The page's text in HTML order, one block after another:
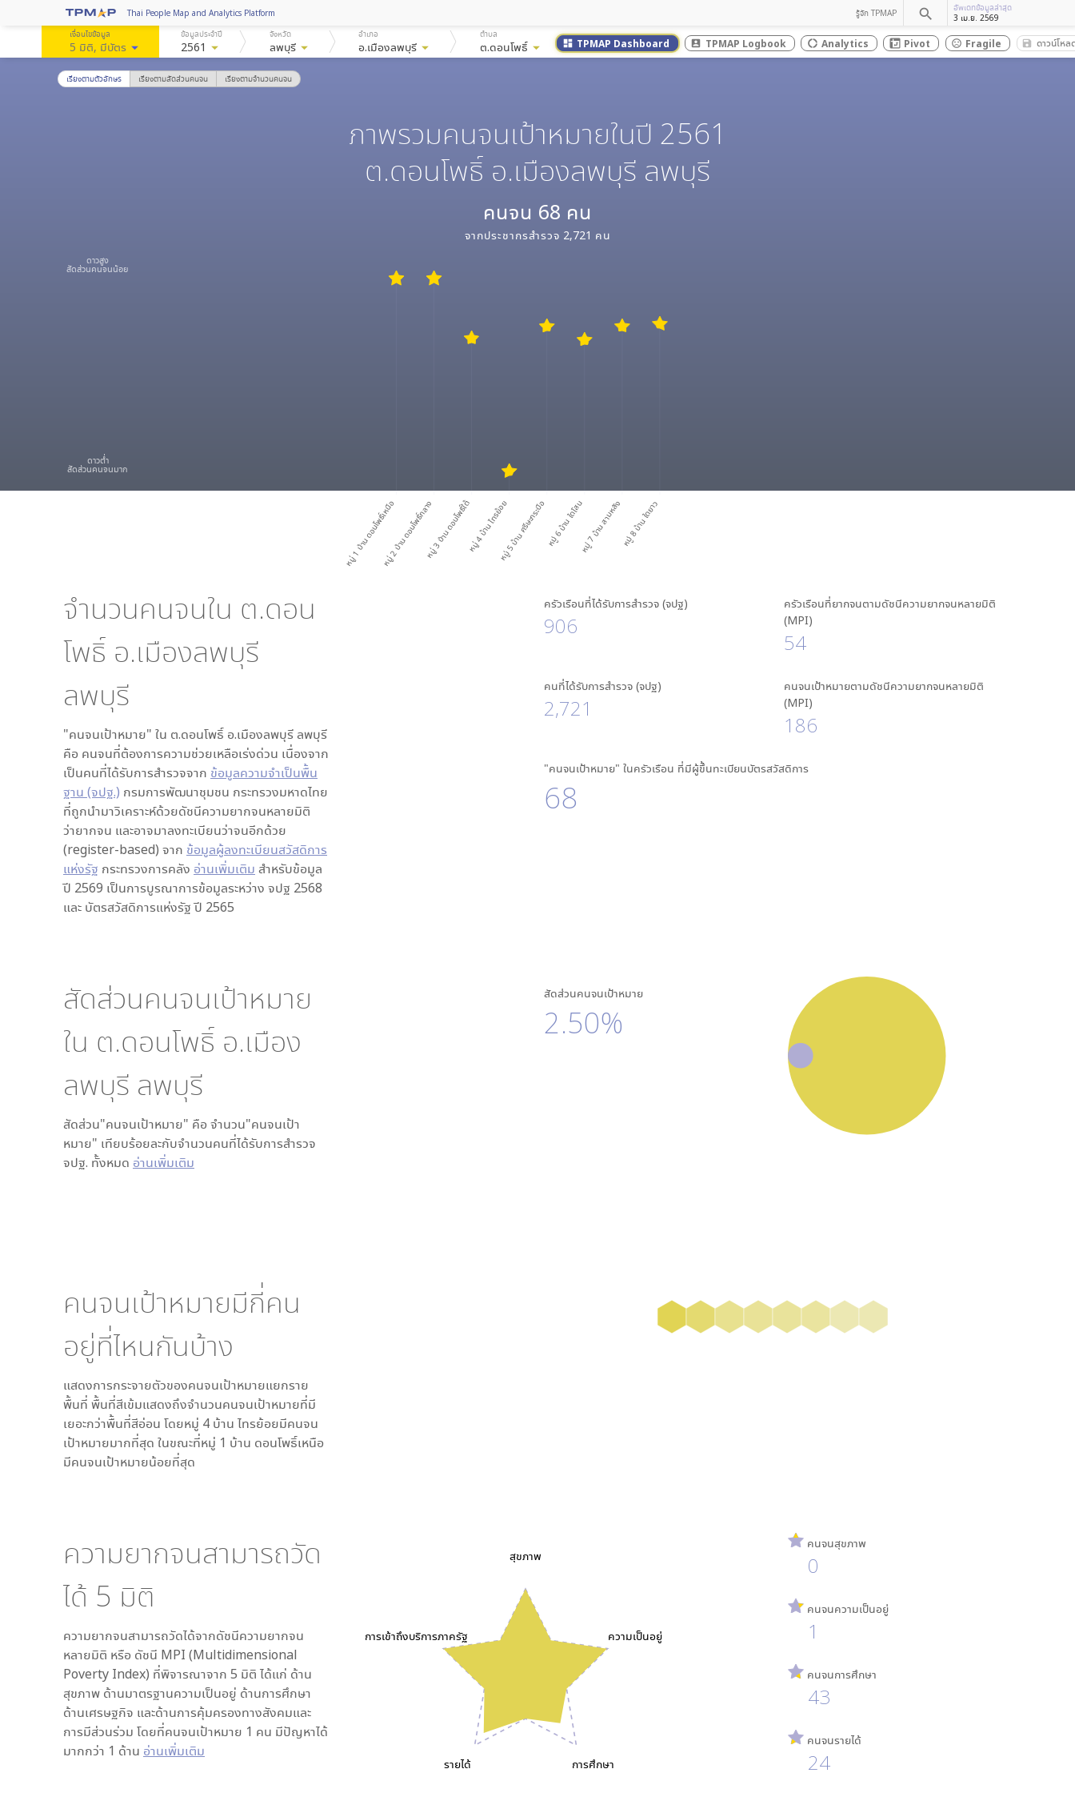
Thai People Map and Analytics Platform รู้จัก TPMAP search
อัพเดทข้อมูลล่าสุด
3 เม.ย. 2569
เงื่อนไขข้อมูล
5 มิติ, มีบัตรarrow_drop_down
ข้อมูลประจำปี
2561 arrow_drop_down
จังหวัด
ลพบุรีarrow_drop_down
อำเภอ
อ.เมืองลพบุรี arrow_drop_down
ตำบล
ต.ดอนโพธิ์arrow_drop_down dashboard TPMAP Dashboard account_box TPMAP Logbook donut_large Analytics Pivot sentiment_dissatisfied Fragile ดาวน์โหล
เรียงตามตัวอักษร เรียงตามสัดส่วนคนจน เรียงตามจำนวนคนจน
ภาพรวมคนจนเป้าหมายในปี 2561
ต.ดอนโพธิ์ อ.เมืองลพบุรี ลพบุรี
คนจน 68 คน
จากประชากรสำรวจ 2,721 คน
หมู่ 1 บ้าน ดอนโพธิ์เหนือหมู่ 2 บ้าน ดอนโพธิ์กลางหมู่ 3 บ้าน ดอนโพธิ์ใต้หมู่ 4 บ้าน ไทรย้อยหมู่ 5 บ้าน ศรีษะกระบือหมู่ 6 บ้าน ใดโสนหมู่ 7 บ้าน สามหลังหมู่ 8 บ้าน ใดยาว
ดาวสูง
สัดส่วนคนจนน้อย
ดาวต่ำ
สัดส่วนคนจนมาก
จำนวนคนจนใน ต.ดอน
โพธิ์ อ.เมืองลพบุรี
ลพบุรี
"คนจนเป้าหมาย" ใน ต.ดอนโพธิ์ อ.เมืองลพบุรี ลพบุรี
คือ คนจนที่ต้องการความช่วยเหลือเร่งด่วน เนื่องจาก
เป็นคนที่ได้รับการสำรวจจาก ข้อมูลความจำเป็นพื้น
ฐาน (จปฐ.) กรมการพัฒนาชุมชน กระทรวงมหาดไทย
ที่ถูกนำมาวิเคราะห์ด้วยดัชนีความยากจนหลายมิติ
ว่ายากจน และอาจมาลงทะเบียนว่าจนอีกด้วย
(register-based) จาก ข้อมูลผู้ลงทะเบียนสวัสดิการ
แห่งรัฐ กระทรวงการคลัง อ่านเพิ่มเติม สำหรับข้อมูล
ปี 2569 เป็นการบูรณาการข้อมูลระหว่าง จปฐ 2568
และ บัตรสวัสดิการแห่งรัฐ ปี 2565
ครัวเรือนที่ได้รับการสำรวจ (จปฐ)
906
ครัวเรือนที่ยากจนตามดัชนีความยากจนหลายมิติ
(MPI)
54
คนที่ได้รับการสำรวจ (จปฐ)
2,721
คนจนเป้าหมายตามดัชนีความยากจนหลายมิติ
(MPI)
186
"คนจนเป้าหมาย" ในครัวเรือน ที่มีผู้ขึ้นทะเบียนบัตรสวัสดิการ
68
สัดส่วนคนจนเป้าหมาย
ใน ต.ดอนโพธิ์ อ.เมือง
ลพบุรี ลพบุรี
สัดส่วน"คนจนเป้าหมาย" คือ จำนวน"คนจนเป้า
หมาย" เทียบร้อยละกับจำนวนคนที่ได้รับการสำรวจ
จปฐ. ทั้งหมด อ่านเพิ่มเติม
สัดส่วนคนจนเป้าหมาย
2.50%
คนจนเป้าหมายมีกี่คน
อยู่ที่ไหนกันบ้าง
แสดงการกระจายตัวของคนจนเป้าหมายแยกราย
พื้นที่ พื้นที่สีเข้มแสดงถึงจำนวนคนจนเป้าหมายที่มี
เยอะกว่าพื้นที่สีอ่อน โดยหมู่ 4 บ้าน ไทรย้อยมีคนจน
เป้าหมายมากที่สุด ในขณะที่หมู่ 1 บ้าน ดอนโพธิ์เหนือ
มีคนจนเป้าหมายน้อยที่สุด
ความยากจนสามารถวัด
ได้ 5 มิติ
ความยากจนสามารถวัดได้จากดัชนีความยากจน
หลายมิติ หรือ ดัชนี MPI (Multidimensional
Poverty Index) ที่พิจารณาจาก 5 มิติ ได้แก่ ด้าน
สุขภาพ ด้านมาตรฐานความเป็นอยู่ ด้านการศึกษา
ด้านเศรษฐกิจ และด้านการคุ้มครองทางสังคมและ
การมีส่วนร่วม โดยที่คนจนเป้าหมาย 1 คน มีปัญหาได้
มากกว่า 1 ด้าน อ่านเพิ่มเติม
สุขภาพ
ความเป็นอยู่
การศึกษา
รายได้
การเข้าถึงบริการภาครัฐ
คนจนสุขภาพ
0
คนจนความเป็นอยู่
1
คนจนการศึกษา
43
คนจนรายได้
24